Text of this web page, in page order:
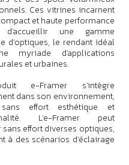
Ces vitrines incarnent
et haute performance
d'accueillir une gamme
d'optiques, le rendant idéal
myriade d'applications
et urbaines.
e-Framer s'intègre
dans son environnement,
effort esthétique et
L'e-Framer peut
effort diverses optiques,
à des scénarios d'éclairage